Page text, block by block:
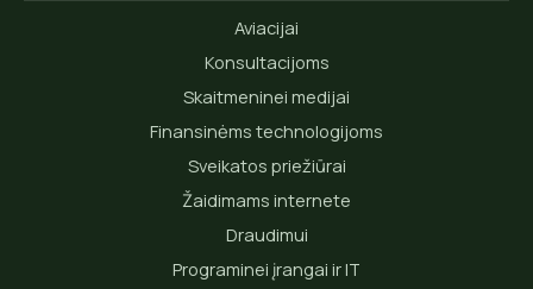
Aviacijai
Konsultacijoms
Skaitmeninei medijai
Finansinėms technologijoms
Sveikatos priežiūrai
Žaidimams internete
Draudimui
Programinei įrangai ir IT